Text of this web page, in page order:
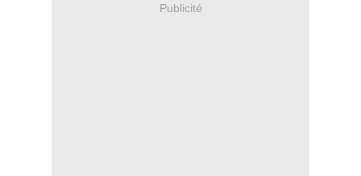
Publicité